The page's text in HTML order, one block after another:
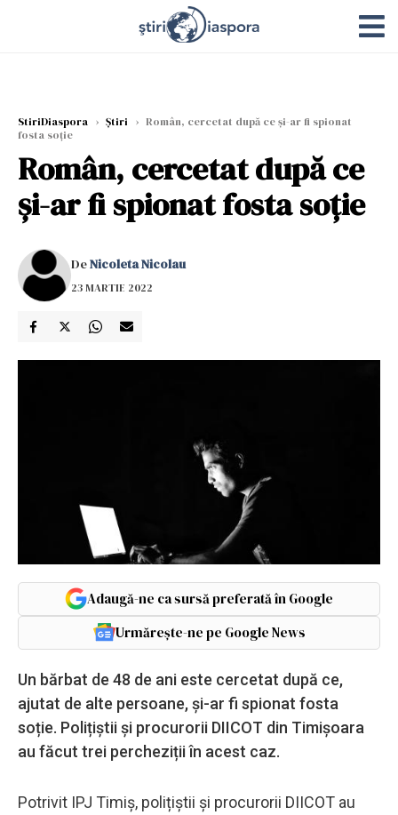
StiriDiaspora › Știri › Român, cercetat după ce și-ar fi spionat
fosta soție
Român, cercetat după ce
și-ar fi spionat fosta soție
DeNicoleta Nicolau
23 MARTIE 2022
Adaugă-ne ca sursă preferată în Google
Urmărește-ne pe Google News
Un bărbat de 48 de ani este cercetat după ce,
ajutat de alte persoane, și-ar fi spionat fosta
soție. Polițiștii și procurorii DIICOT din Timișoara
au făcut trei percheziții în acest caz.
Potrivit IPJ Timiș, polițiștii și procurorii DIICOT au